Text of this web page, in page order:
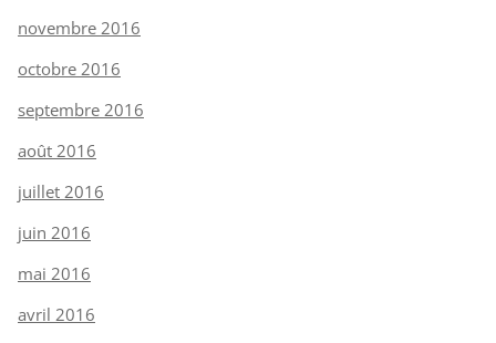
novembre 2016
octobre 2016
septembre 2016
août 2016
juillet 2016
juin 2016
mai 2016
avril 2016